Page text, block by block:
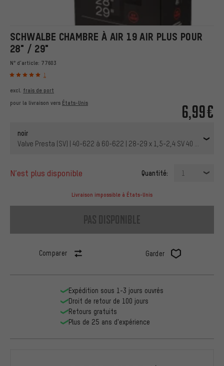
SCHWALBE CHAMBRE À AIR 19 AIR PLUS POUR
28" / 29"
N° d'article: 77603
1
6,99€
excl. frais de port
pour la livraison vers États-Unis
noir
Valve Presta (SV) | 40-622 à 60-622 | 28-29 x 1,5-2,4 SV 40 mm | 40
n’est plus disponible Quantité: 1
Livraison impossible à États-Unis
pas disponible
Comparer Garder
Expédition sous 1-3 jours ouvrés
Droit de retour de 100 jours
Retours gratuits
Plus de 25 ans d'expérience